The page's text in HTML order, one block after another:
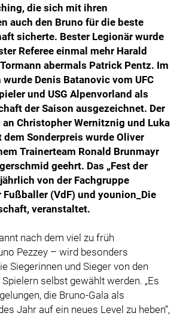
die sich mit ihren
auch den Bruno für die beste
sicherte. Bester Legionär wurde
Referee einmal mehr Harald
abermals Patrick Pentz. Im
Denis Batanovic vom UFC
und USG Alpenvorland als
der Saison ausgezeichnet. Der
Christopher Wernitznig und Luka
Sonderpreis wurde Oliver
Trainerteam Ronald Brunmayr
geehrt. Das „Fest der
von der Fachgruppe
(VdF) und younion_Die
veranstaltet.
nach dem viel zu früh
Pezzey – wird besonders
Siegerinnen und Sieger von den
selbst gewählt werden. „Es
die Bruno-Gala als
Jahr auf ein neues Level zu heben“,